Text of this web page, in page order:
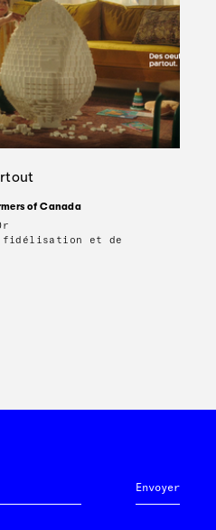
of Canada
fidélisation et de
Envoyer